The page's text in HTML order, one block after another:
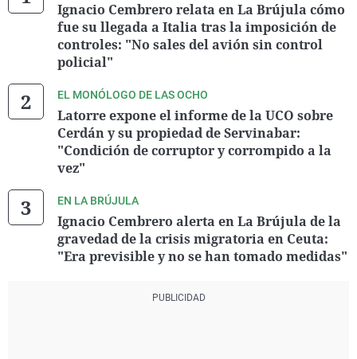
Ignacio Cembrero relata en La Brújula cómo
fue su llegada a Italia tras la imposición de
controles: "No sales del avión sin control
policial"
EL MONÓLOGO DE LAS OCHO
Latorre expone el informe de la UCO sobre
Cerdán y su propiedad de Servinabar:
"Condición de corruptor y corrompido a la
vez"
EN LA BRÚJULA
Ignacio Cembrero alerta en La Brújula de la
gravedad de la crisis migratoria en Ceuta:
"Era previsible y no se han tomado medidas"